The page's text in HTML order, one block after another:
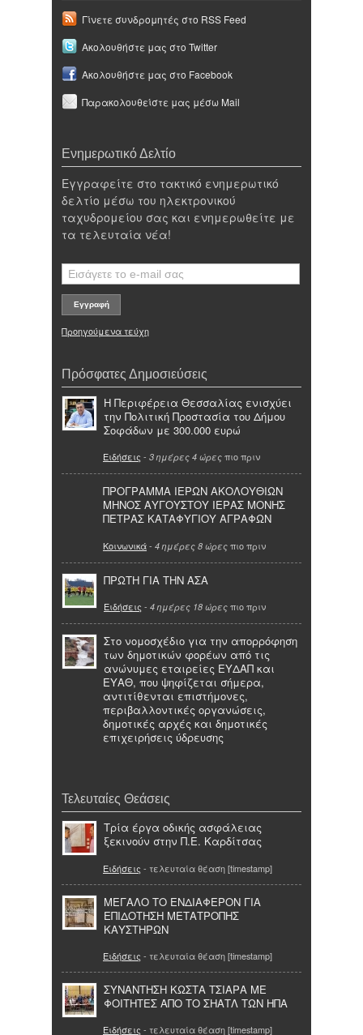
Γίνετε συνδρομητές στο RSS Feed
Ακολουθήστε μας στο Twitter
Ακολουθήστε μας στο Facebook
Παρακολουθείστε μας μέσω Mail
Ενημερωτικό Δελτίο
Εγγραφείτε στο τακτικό ενημερωτικό
δελτίο μέσω του ηλεκτρονικού
ταχυδρομείου σας και ενημερωθείτε με
τα τελευταία νέα!
Προηγούμενα τεύχη
Πρόσφατες Δημοσιεύσεις
Η Περιφέρεια Θεσσαλίας ενισχύει
την Πολιτική Προστασία του Δήμου
Σοφάδων με 300.000 ευρώ
Ειδήσεις - 3 ημέρες 4 ώρες πιο πριν
ΠΡΟΓΡΑΜΜΑ ΙΕΡΩΝ ΑΚΟΛΟΥΘΙΩΝ
ΜΗΝΟΣ ΑΥΓΟΥΣΤΟΥ ΙΕΡΑΣ ΜΟΝΗΣ
ΠΕΤΡΑΣ ΚΑΤΑΦΥΓΙΟΥ ΑΓΡΑΦΩΝ
Κοινωνικά- 4 ημέρες 8 ώρες πιο πριν
ΠΡΩΤΗ ΓΙΑ ΤΗΝ ΑΣΑ
Ειδήσεις - 4 ημέρες 18 ώρες πιο πριν
Στο νομοσχέδιο για την απορρόφηση
των δημοτικών φορέων από τις
ανώνυμες εταιρείες ΕΥΔΑΠ και
ΕΥΑΘ, που ψηφίζεται σήμερα,
αντιτίθενται επιστήμονες,
περιβαλλοντικές οργανώσεις,
δημοτικές αρχές και δημοτικές
επιχειρήσεις ύδρευσης
Τελευταίες Θεάσεις
Τρία έργα οδικής ασφάλειας
ξεκινούν στην Π.Ε. Καρδίτσας
Ειδήσεις - τελευταία θέαση [timestamp]
ΜΕΓΑΛΟ ΤΟ ΕΝΔΙΑΦΕΡΟΝ ΓΙΑ
ΕΠΙΔΟΤΗΣΗ ΜΕΤΑΤΡΟΠΗΣ
ΚΑΥΣΤΗΡΩΝ
Ειδήσεις - τελευταία θέαση [timestamp]
ΣΥΝΑΝΤΗΣΗ ΚΩΣΤΑ ΤΣΙΑΡΑ ΜΕ
ΦΟΙΤΗΤΕΣ ΑΠΟ ΤΟ ΣΗΑΤΛ ΤΩΝ ΗΠΑ
Ειδήσεις - τελευταία θέαση [timestamp]